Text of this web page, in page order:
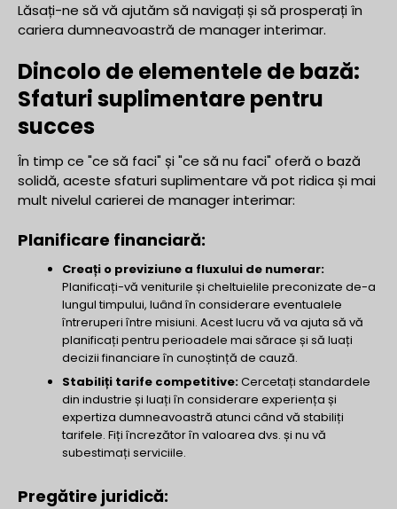
Lăsați-ne să vă ajutăm să navigați și să prosperați în
cariera dumneavoastră de manager interimar.
Dincolo de elementele de bază:
Sfaturi suplimentare pentru
succes
În timp ce "ce să faci" și "ce să nu faci" oferă o bază
solidă, aceste sfaturi suplimentare vă pot ridica și mai
mult nivelul carierei de manager interimar:
Planificare financiară:
Creați o previziune a fluxului de numerar:
Planificați-vă veniturile și cheltuielile preconizate de-a
lungul timpului, luând în considerare eventualele
întreruperi între misiuni. Acest lucru vă va ajuta să vă
planificați pentru perioadele mai sărace și să luați
decizii financiare în cunoștință de cauză.
Stabiliți tarife competitive:Cercetați standardele
din industrie și luați în considerare experiența și
expertiza dumneavoastră atunci când vă stabiliți
tarifele. Fiți încrezător în valoarea dvs. și nu vă
subestimați serviciile.
Pregătire juridică: